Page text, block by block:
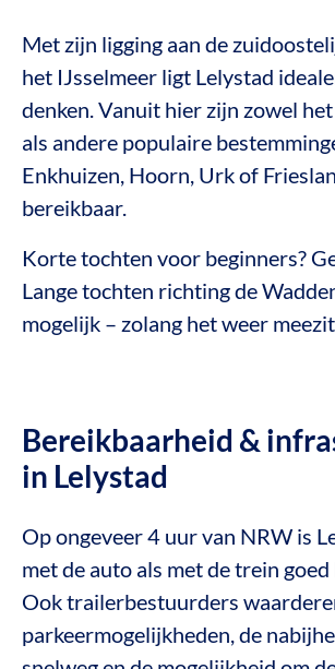
Met zijn ligging aan de
het IJsselmeer ligt Lelystad
denken. Vanuit hier zijn zowel
als andere populaire
Enkhuizen, Hoorn, Urk of
bereikbaar.
Korte tochten voor beginners?
Lange tochten richting de
mogelijk – zolang het weer
Bereikbaarheid &
in Lelystad
Op ongeveer 4 uur van NRW is
met de auto als met de trein
Ook trailerbestuurders
parkeermogelijkheden, de